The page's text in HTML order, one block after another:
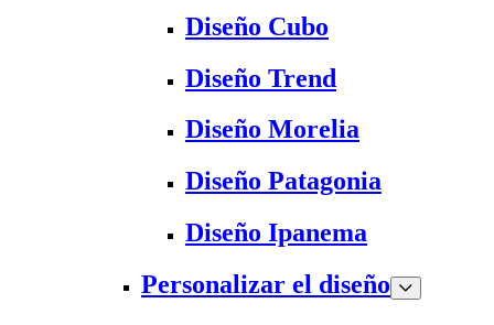
Diseño Cubo
Diseño Trend
Diseño Morelia
Diseño Patagonia
Diseño Ipanema
Personalizar el diseño